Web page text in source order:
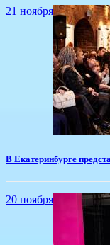
21 ноября
​В Екатеринбурге
20 ноября